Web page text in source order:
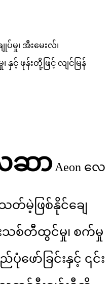
ပ်မှု၊ အီးမေးလ်၊
နှင့် ဖုန်းတို့ဖြင့် လျင်မြန်
ဆာ Aeon လေ
တ်မဲ့ဖြစ်နိုင်ချေ
းသစ်တီထွင်မှု၊ စက်မှု
ဖော်ခြင်းနှင့် ၎င်း